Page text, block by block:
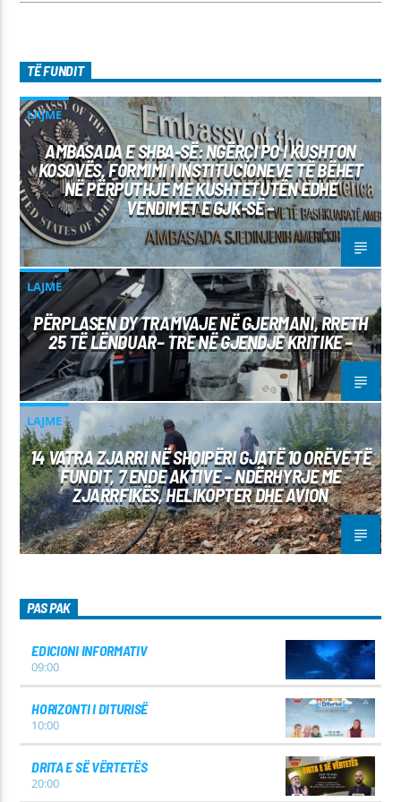
TË FUNDIT
LAJME
AMBASADA E SHBA-SË: NGËRÇI PO I KUSHTON
KOSOVËS, FORMIMI I INSTITUCIONEVE TË BËHET
NË PËRPUTHJE ME KUSHTETUTËN EDHE
VENDIMET E GJK-SË –
LAJME
PËRPLASEN DY TRAMVAJE NË GJERMANI, RRETH
25 TË LËNDUAR– TRE NË GJENDJE KRITIKE –
LAJME
14 VATRA ZJARRI NË SHQIPËRI GJATË 10 ORËVE TË
FUNDIT, 7 ENDE AKTIVE – NDËRHYRJE ME
ZJARRFIKËS, HELIKOPTER DHE AVION
PAS PAK
EDICIONI INFORMATIV
09:00
HORIZONTI I DITURISË
10:00
DRITA E SË VËRTETËS
20:00